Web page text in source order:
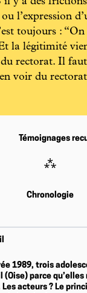
l’expression
toujours :
la légitimité
rectorat. Il
voir du
Témoignages
⁂
Chronologie
1989, trois
(Oise) parce
acteurs ? Le